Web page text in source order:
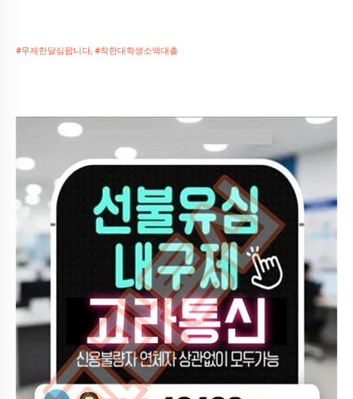
#무제한달심팝니다, #착한대학생소액대출